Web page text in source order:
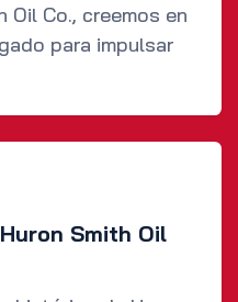
Oil Co., creemos en
para impulsar
Smith Oil